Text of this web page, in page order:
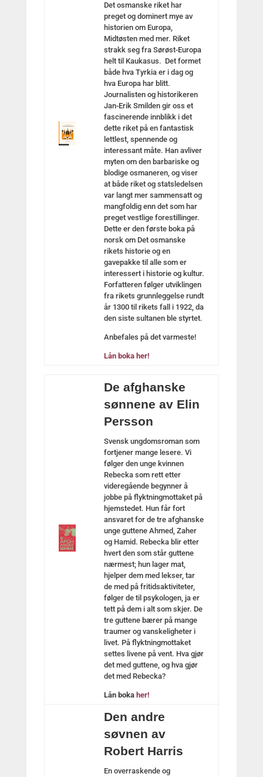
Det osmanske riket har
preget og dominert mye av
historien om Europa,
Midtøsten med mer. Riket
strakk seg fra Sørøst-Europa
helt til Kaukasus. Det formet
både hva Tyrkia er i dag og
hva Europa har blitt.
Journalisten og historikeren
Jan-Erik Smilden gir oss et
fascinerende innblikk i det
dette riket på en fantastisk
lettlest, spennende og
interessant måte. Han avliver
myten om den barbariske og
blodige osmaneren, og viser
at både riket og statsledelsen
var langt mer sammensatt og
mangfoldig enn det som har
preget vestlige forestillinger.
Dette er den første boka på
norsk om Det osmanske
rikets historie og en
gavepakke til alle som er
interessert i historie og kultur.
Forfatteren følger utviklingen
fra rikets grunnleggelse rundt
år 1300 til rikets fall i 1922, da
den siste sultanen ble styrtet.
Anbefales på det varmeste!
Lån boka her!
De afghanske
sønnene av Elin
Persson
Svensk ungdomsroman som
fortjener mange lesere. Vi
følger den unge kvinnen
Rebecka som rett etter
videregående begynner å
jobbe på flyktningmottaket på
hjemstedet. Hun får fort
ansvaret for de tre afghanske
unge guttene Ahmed, Zaher
og Hamid. Rebecka blir etter
hvert den som står guttene
nærmest; hun lager mat,
hjelper dem med lekser, tar
de med på fritidsaktiviteter,
følger de til psykologen, ja er
tett på dem i alt som skjer. De
tre guttene bærer på mange
traumer og vanskeligheter i
livet. På flyktningmottaket
settes livene på vent. Hva gjør
det med guttene, og hva gjør
det med Rebecka?
Lån boka her!
Den andre
søvnen av
Robert Harris
En overraskende og